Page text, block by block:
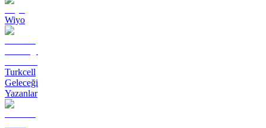
Wiyo
Turkcell
Geleceği
Yazanlar